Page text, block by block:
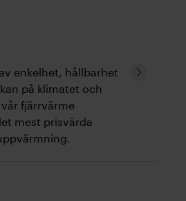
enkelhet, hållbarhet
på klimat­et och
fjärrvärme
mest prisvärda
Fortsätt
återvinning av